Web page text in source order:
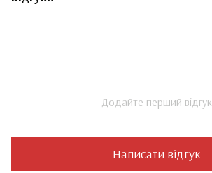
Додайте перший відгук
Написати відгук